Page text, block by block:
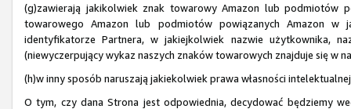
(g)zawierają jakikolwiek znak towarowy Amazon lub podmiotów
towarowego Amazon lub podmiotów powiązanych Amazon w
identyfikatorze Partnera, w jakiejkolwiek nazwie użytkownika,
(niewyczerpujący wykaz naszych znaków towarowych znajduje się w
(h)w inny sposób naruszają jakiekolwiek prawa własności
O tym, czy dana Strona jest odpowiednia, decydować będziemy